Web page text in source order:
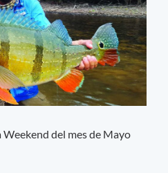
del mes de Mayo